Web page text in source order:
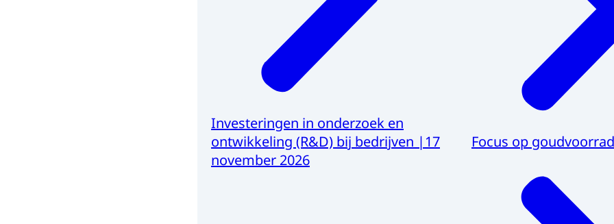
Investeringen in onderzoek en
ontwikkeling (R&D) bij bedrijven |17
november 2026
Focus op